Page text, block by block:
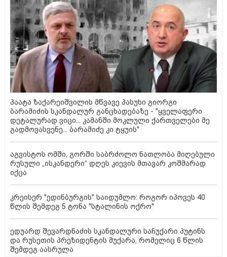
პაატა ზაქარეიშვილის მწვავე პასუხი გიორგი
ბარამიძის სკანდალურ განცხადებაზე - "ყველაფერი
დეტალურად ვიცი... კამანში მოკლული ქართველები მე
გადმოვასვენე... ბარამიძე კი ტყუის"
აგვისტოს ომში, გორში საბრძოლო ნათლობა მიღებული
რუსული „ისკანდერი“ დღეს კიევის მთავარ კოშმარად
იქცა
კრეისერ "ედინბურგის" საიდუმლო: როგორ იპოვეს 40
წლის შემდეგ 5 ტონა "სტალინის ოქრო"
ედუარდ შევარდნაძის სკანდალური საჩუქარი პუტინს
და რუსეთის პრეზიდენტის მუქარა, რომელიც 6 წლის
შემდეგ აასრულა